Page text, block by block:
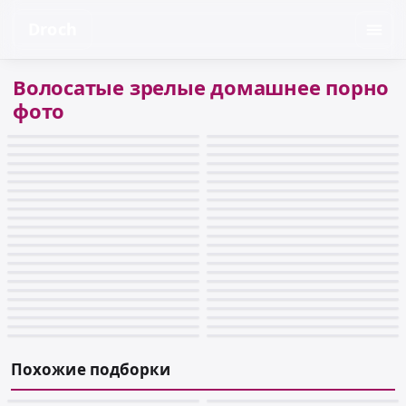
Волосатые зрелые домашнее порно
фото
Похожие подборки